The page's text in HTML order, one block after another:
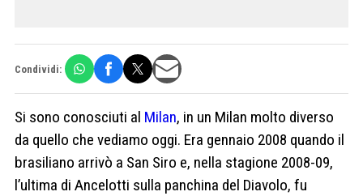
Condividi:
Si sono conosciuti al Milan, in un Milan molto diverso
da quello che vediamo oggi. Era gennaio 2008 quando il
brasiliano arrivò a San Siro e, nella stagione 2008-09,
l’ultima di Ancelotti sulla panchina del Diavolo, fu